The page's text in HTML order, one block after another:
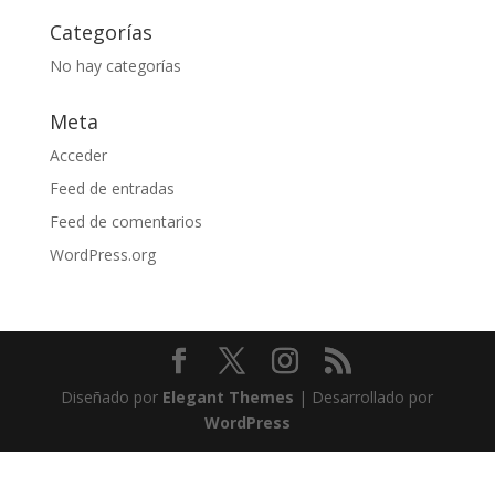
Categorías
No hay categorías
Meta
Acceder
Feed de entradas
Feed de comentarios
WordPress.org
Diseñado por Elegant Themes | Desarrollado por
WordPress